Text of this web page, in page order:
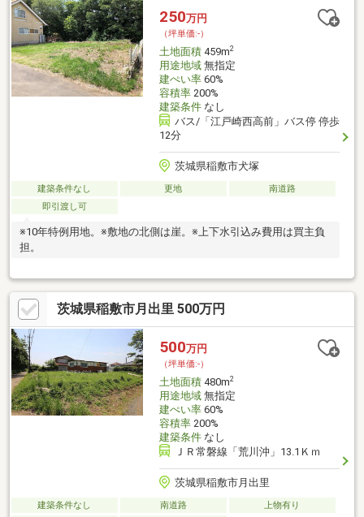
250万円
（坪単価:-）
土地面積459m2
用途地域無指定
建ぺい率60%
容積率200%
建築条件なし
バス/「江戸崎西高前」バス停 停歩
12分
茨城県稲敷市犬塚
建築条件なし 更地
南道路
即引渡し可
※10年特例用地。※敷地の北側は崖。※上下水引込み費用は買主負
担。
茨城県稲敷市月出里 500万円
500万円
（坪単価:-）
土地面積480m2
用途地域無指定
建ぺい率60%
容積率200%
建築条件なし
ＪＲ常磐線「荒川沖」13.1Ｋｍ
茨城県稲敷市月出里
建築条件なし 南道路
上物有り